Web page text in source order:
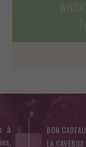
à
BON CADEAU
LA CAVEBOX